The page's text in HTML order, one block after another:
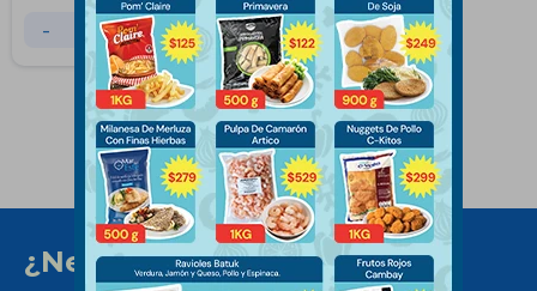
- +
¿Necesitas ayuda?